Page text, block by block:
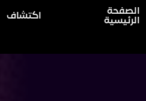
الصفحة
الرئيسية
اكتشاف